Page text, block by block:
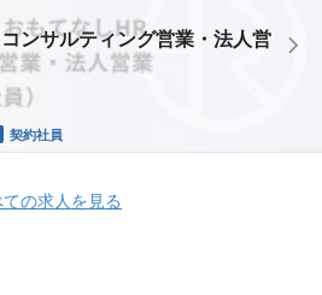
ンサルティング営業・法人営
契約社員
の求人を見る